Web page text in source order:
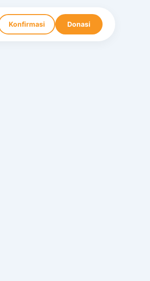
Konfirmasi Donasi